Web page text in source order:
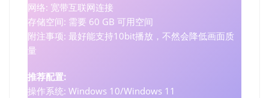
网络: 宽带互联网连接
存储空间: 需要 60 GB 可用空间
附注事项: 最好能支持10bit播放，不然会降低画面质
量
推荐配置:
操作系统: Windows 10/Windows 11